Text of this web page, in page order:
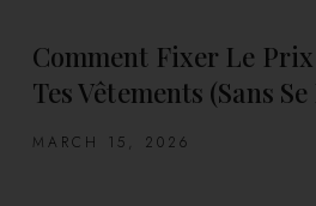
Comment Fixer Le Prix
Tes Vêtements (sans
MARCH 15, 2026